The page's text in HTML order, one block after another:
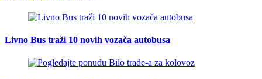
Livno Bus traži 10 novih vozača autobusa